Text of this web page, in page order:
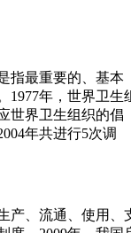
指最重要的、基本
1977年，世界卫生
世界卫生组织的倡
年共进行5次调
产、流通、使用、